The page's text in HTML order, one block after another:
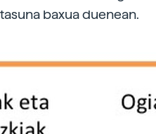
baxua duenean.